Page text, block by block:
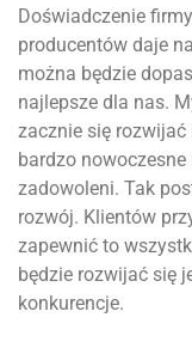
Doświadczenie
producentów daje
można będzie
najlepsze dla nas.
zacznie się rozwijać
bardzo nowoczesne
zadowoleni. Tak
rozwój. Klientów
zapewnić to
będzie rozwijać się
konkurencje.